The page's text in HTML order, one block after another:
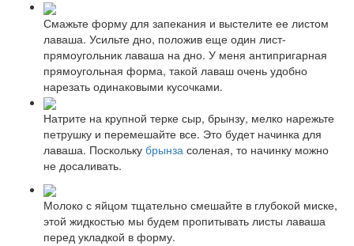
Смажьте форму для запекания и выстелите ее листом
лаваша. Усильте дно, положив еще один лист-
прямоугольник лаваша на дно. У меня антипригарная
прямоугольная форма, такой лаваш очень удобно
нарезать одинаковыми кусочками.
Натрите на крупной терке сыр, брынзу, мелко нарежьте
петрушку и перемешайте все. Это будет начинка для
лаваша. Поскольку брынза соленая, то начинку можно
не досаливать.
Молоко с яйцом тщательно смешайте в глубокой миске,
этой жидкостью мы будем пропитывать листы лаваша
перед укладкой в форму.